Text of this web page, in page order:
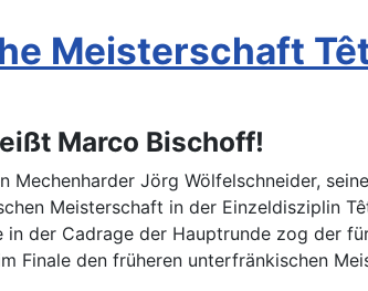
Meisterschaft
Marco Bischoff!
Mechenharder Jörg Wölfelschneider,
Meisterschaft in der Einzeldisziplin
in der Cadrage der Hauptrunde zog der
Finale den früheren unterfränkischen